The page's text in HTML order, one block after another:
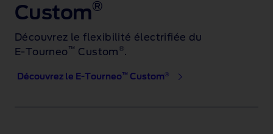
Custom®
Découvrez le flexibilité électrifiée du
E‑Tourneo™ Custom®.
Découvrez le E-Tourneo™ Custom®